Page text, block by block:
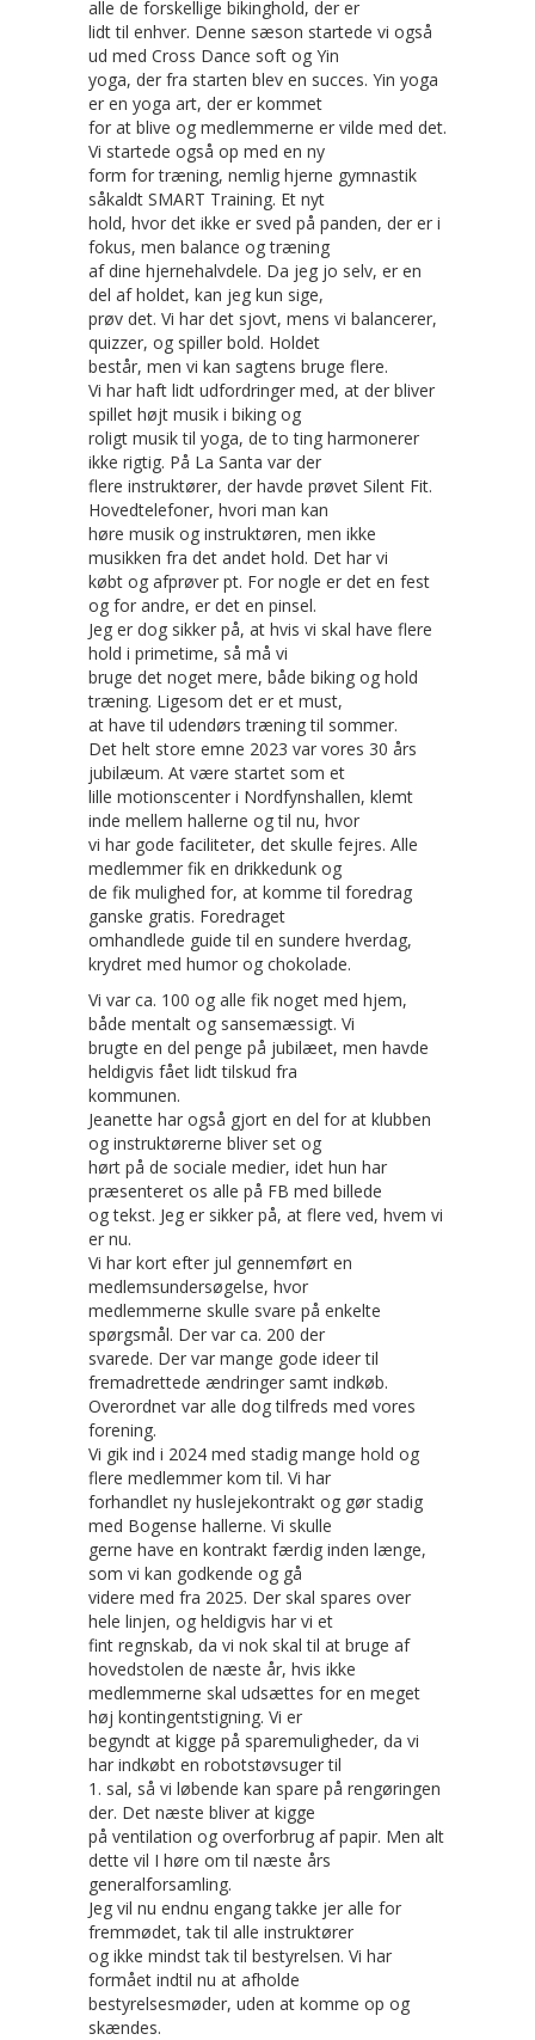
alle de forskellige bikinghold, der er
lidt til enhver. Denne sæson startede vi også
ud med Cross Dance soft og Yin
yoga, der fra starten blev en succes. Yin yoga
er en yoga art, der er kommet
for at blive og medlemmerne er vilde med det.
Vi startede også op med en ny
form for træning, nemlig hjerne gymnastik
såkaldt SMART Training. Et nyt
hold, hvor det ikke er sved på panden, der er i
fokus, men balance og træning
af dine hjernehalvdele. Da jeg jo selv, er en
del af holdet, kan jeg kun sige,
prøv det. Vi har det sjovt, mens vi balancerer,
quizzer, og spiller bold. Holdet
består, men vi kan sagtens bruge flere.
Vi har haft lidt udfordringer med, at der bliver
spillet højt musik i biking og
roligt musik til yoga, de to ting harmonerer
ikke rigtig. På La Santa var der
flere instruktører, der havde prøvet Silent Fit.
Hovedtelefoner, hvori man kan
høre musik og instruktøren, men ikke
musikken fra det andet hold. Det har vi
købt og afprøver pt. For nogle er det en fest
og for andre, er det en pinsel.
Jeg er dog sikker på, at hvis vi skal have flere
hold i primetime, så må vi
bruge det noget mere, både biking og hold
træning. Ligesom det er et must,
at have til udendørs træning til sommer.
Det helt store emne 2023 var vores 30 års
jubilæum. At være startet som et
lille motionscenter i Nordfynshallen, klemt
inde mellem hallerne og til nu, hvor
vi har gode faciliteter, det skulle fejres. Alle
medlemmer fik en drikkedunk og
de fik mulighed for, at komme til foredrag
ganske gratis. Foredraget
omhandlede guide til en sundere hverdag,
krydret med humor og chokolade.
Vi var ca. 100 og alle fik noget med hjem,
både mentalt og sansemæssigt. Vi
brugte en del penge på jubilæet, men havde
heldigvis fået lidt tilskud fra
kommunen.
Jeanette har også gjort en del for at klubben
og instruktørerne bliver set og
hørt på de sociale medier, idet hun har
præsenteret os alle på FB med billede
og tekst. Jeg er sikker på, at flere ved, hvem vi
er nu.
Vi har kort efter jul gennemført en
medlemsundersøgelse, hvor
medlemmerne skulle svare på enkelte
spørgsmål. Der var ca. 200 der
svarede. Der var mange gode ideer til
fremadrettede ændringer samt indkøb.
Overordnet var alle dog tilfreds med vores
forening.
Vi gik ind i 2024 med stadig mange hold og
flere medlemmer kom til. Vi har
forhandlet ny huslejekontrakt og gør stadig
med Bogense hallerne. Vi skulle
gerne have en kontrakt færdig inden længe,
som vi kan godkende og gå
videre med fra 2025. Der skal spares over
hele linjen, og heldigvis har vi et
fint regnskab, da vi nok skal til at bruge af
hovedstolen de næste år, hvis ikke
medlemmerne skal udsættes for en meget
høj kontingentstigning. Vi er
begyndt at kigge på sparemuligheder, da vi
har indkøbt en robotstøvsuger til
1. sal, så vi løbende kan spare på rengøringen
der. Det næste bliver at kigge
på ventilation og overforbrug af papir. Men alt
dette vil I høre om til næste års
generalforsamling.
Jeg vil nu endnu engang takke jer alle for
fremmødet, tak til alle instruktører
og ikke mindst tak til bestyrelsen. Vi har
formået indtil nu at afholde
bestyrelsesmøder, uden at komme op og
skændes.